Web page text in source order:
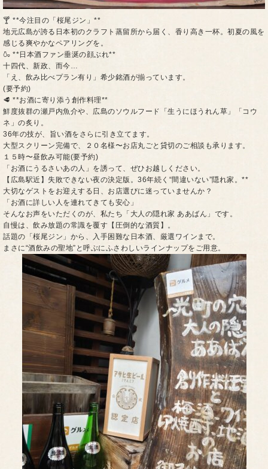
🍸 **今注目の「桜尾ジン」**
地元広島が誇る日本初のクラフト蒸留所から届く、香り高き一杯。初夏の風を
感じる爽やかなペアリングを。
🍶 **日本酒ファン垂涎の顔ぶれ**
十四代、新政、而今…
「え、飲み比べプラン有り」希少銘酒が揃っています。
(要予約)
🥩 **お酒に寄り添う創作料理**
鮮度抜群の瀬戸内魚介や、広島のソウルフード「生うにほうれん草」「コウ
ネ」の炙り。
36年の技が、旨い酒をさらに引き立てます。
大型スクリーン完備で、２０名様〜お店丸ごと貸切のご相談も承ります。
１５時〜昼飲み可能(要予約)
「お酒にうるさいあの人」を誘って、ぜひお越しください。
【広島駅近】失敗できない夜の決定版。36年続く“間違いない”隠れ家。**
大切なゲストをお迎えする日、お店選びに迷っていませんか？
「お酒に詳しい人を連れてきても安心」
そんなお声をいただくのが、私たち「大人の隠れ家 ああばん」です。
自慢は、飲み放題の常識を覆す【圧倒的な酒質】。
話題の「桜尾ジン」から、入手困難な日本酒、厳選ワインまで。
まさに“酒飲みの聖地”と呼ぶにふさわしいラインナップをご用意。